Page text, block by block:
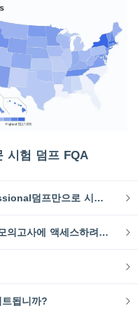
시험 덤프 FQA
1.SPOTO VMware 2V0-21.23 Professional덤프만으로 시험을 통과할 수 있나요?
2.VMware 2V0-21.23 Professional 모의고사에 액세스하려면 어떻게 해야 합니까?
됩니까?